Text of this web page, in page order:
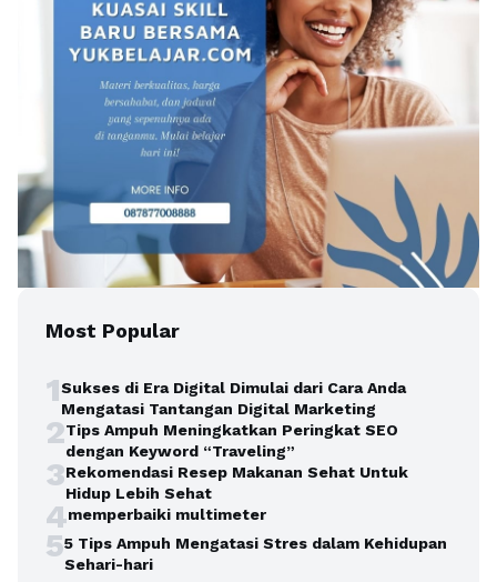
Most Popular
1Sukses di Era Digital Dimulai dari Cara Anda
Mengatasi Tantangan Digital Marketing
2Tips Ampuh Meningkatkan Peringkat SEO
dengan Keyword “Traveling”
3Rekomendasi Resep Makanan Sehat Untuk
Hidup Lebih Sehat
4memperbaiki multimeter
55 Tips Ampuh Mengatasi Stres dalam Kehidupan
Sehari-hari